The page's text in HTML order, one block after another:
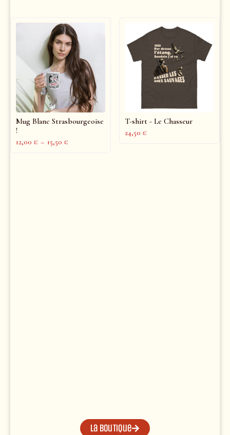
Mug Blanc Strasbourgeoise
!
12,00 € – 15,50 €
T-shirt - Le Chasseur
24,50 €
La boutique